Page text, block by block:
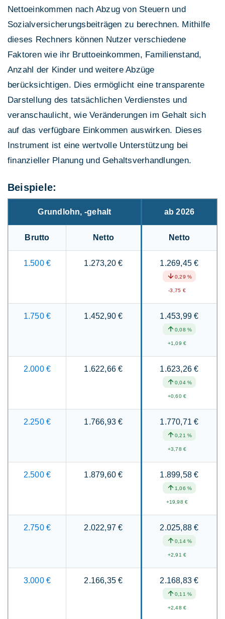
Nettoeinkommen nach Abzug von Steuern und
Sozialversicherungsbeiträgen zu berechnen. Mithilfe
dieses Rechners können Nutzer verschiedene
Faktoren wie ihr Bruttoeinkommen, Familienstand,
Anzahl der Kinder und weitere Abzüge
berücksichtigen. Dies ermöglicht eine transparente
Darstellung des tatsächlichen Verdienstes und
veranschaulicht, wie Veränderungen im Gehalt sich
auf das verfügbare Einkommen auswirken. Dieses
Instrument ist eine wertvolle Unterstützung bei
finanzieller Planung und Gehaltsverhandlungen.
Beispiele:
Grundlohn, -gehalt ab 2026
Brutto Netto Netto
1.500 € 1.273,20 € 1.269,45 €
0,29 %
-3,75 €
1.750 € 1.452,90 € 1.453,99 €
0,08 %
+1,09 €
2.000 € 1.622,66 € 1.623,26 €
0,04 %
+0,60 €
2.250 € 1.766,93 € 1.770,71 €
0,21 %
+3,78 €
2.500 € 1.879,60 € 1.899,58 €
1,06 %
+19,98 €
2.750 € 2.022,97 € 2.025,88 €
0,14 %
+2,91 €
3.000 € 2.166,35 € 2.168,83 €
0,11 %
+2,48 €